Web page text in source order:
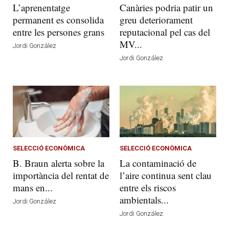
L’aprenentatge
permanent es consolida
entre les persones grans
Jordi González
Canàries podria patir un
greu deteriorament
reputacional pel cas del
MV...
Jordi González
SELECCIÓ ECONÒMICA
B. Braun alerta sobre la
importància del rentat de
mans en...
Jordi González
SELECCIÓ ECONÒMICA
La contaminació de
l’aire continua sent clau
entre els riscos
ambientals...
Jordi González